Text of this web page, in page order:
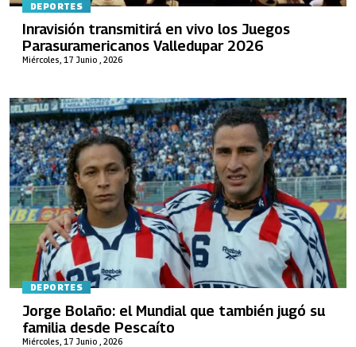
DEPORTES
Miércoles, 17 Junio , 2026
Inravisión transmitirá en vivo los Juegos
Parasuramericanos Valledupar 2026
DEPORTES
Miércoles, 17 Junio , 2026
Jorge Bolaño: el Mundial que también jugó su
familia desde Pescaíto